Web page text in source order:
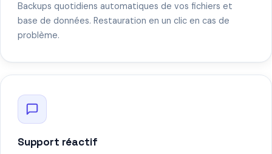
Backups quotidiens automatiques de vos fichiers et
base de données. Restauration en un clic en cas de
problème.
Support réactif